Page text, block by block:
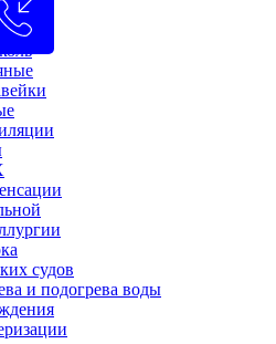
судов
и подогрева воды